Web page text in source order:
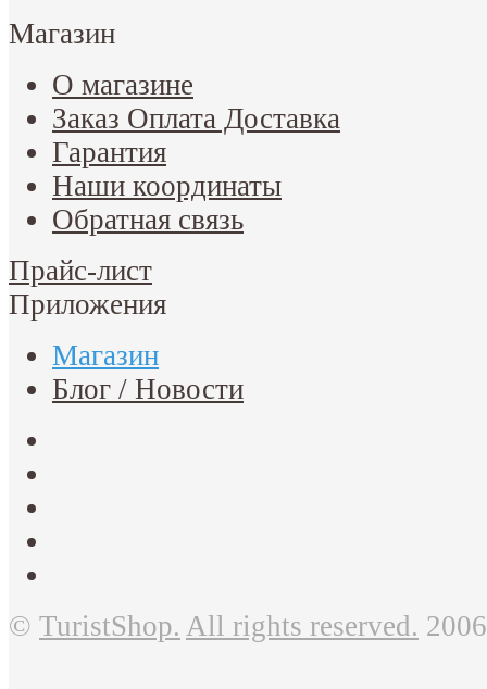
Магазин
О магазине
Заказ Оплата Доставка
Гарантия
Наши координаты
Обратная связь
Прайс-лист
Приложения
Магазин
Блог / Новости
© TuristShop. All rights reserved.